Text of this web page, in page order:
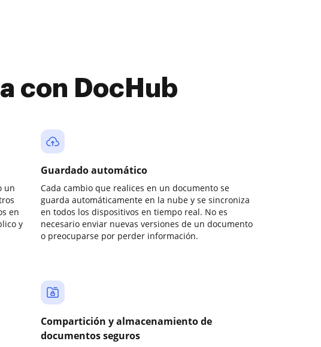
con DocHub
un
en
y
Guardado automático
Cada cambio que realices en un documento se
guarda automáticamente en la nube y se sincroniza
en todos los dispositivos en tiempo real. No es
necesario enviar nuevas versiones de un documento
o preocuparse por perder información.
Compartición y almacenamiento de
documentos seguros